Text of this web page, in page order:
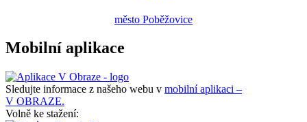
město Poběžovice
Mobilní aplikace
Sledujte informace z našeho webu v mobilní aplikaci –
V OBRAZE.
Volně ke stažení: